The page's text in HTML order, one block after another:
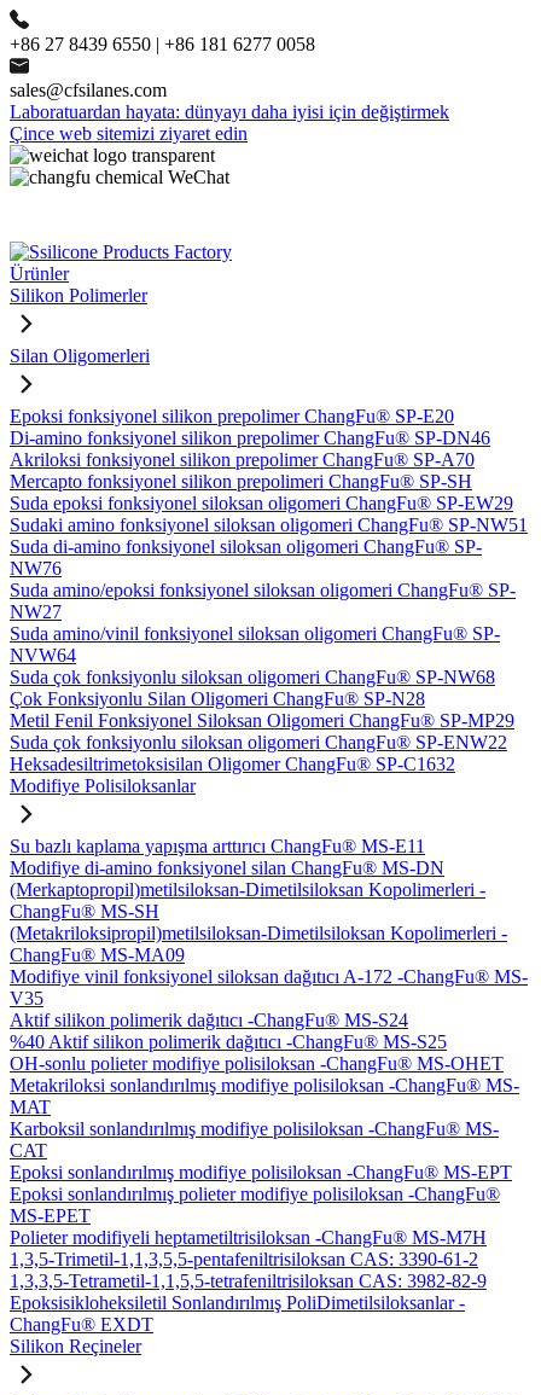
+86 27 8439 6550 | +86 181 6277 0058
sales@cfsilanes.com
Laboratuardan hayata: dünyayı daha iyisi için değiştirmek
Çince web sitemizi ziyaret edin
Ürünler
Silikon Polimerler
Silan Oligomerleri
Epoksi fonksiyonel silikon prepolimer ChangFu® SP-E20
Di-amino fonksiyonel silikon prepolimer ChangFu® SP-DN46
Akriloksi fonksiyonel silikon prepolimer ChangFu® SP-A70
Mercapto fonksiyonel silikon prepolimeri ChangFu® SP-SH
Suda epoksi fonksiyonel siloksan oligomeri ChangFu® SP-EW29
Sudaki amino fonksiyonel siloksan oligomeri ChangFu® SP-NW51
Suda di-amino fonksiyonel siloksan oligomeri ChangFu® SP-
NW76
Suda amino/epoksi fonksiyonel siloksan oligomeri ChangFu® SP-
NW27
Suda amino/vinil fonksiyonel siloksan oligomeri ChangFu® SP-
NVW64
Suda çok fonksiyonlu siloksan oligomeri ChangFu® SP-NW68
Çok Fonksiyonlu Silan Oligomeri ChangFu® SP-N28
Metil Fenil Fonksiyonel Siloksan Oligomeri ChangFu® SP-MP29
Suda çok fonksiyonlu siloksan oligomeri ChangFu® SP-ENW22
Heksadesiltrimetoksisilan Oligomer ChangFu® SP-C1632
Modifiye Polisiloksanlar
Su bazlı kaplama yapışma arttırıcı ChangFu® MS-E11
Modifiye di-amino fonksiyonel silan ChangFu® MS-DN
(Merkaptopropil)metilsiloksan-Dimetilsiloksan Kopolimerleri -
ChangFu® MS-SH
(Metakriloksipropil)metilsiloksan-Dimetilsiloksan Kopolimerleri -
ChangFu® MS-MA09
Modifiye vinil fonksiyonel siloksan dağıtıcı A-172 -ChangFu® MS-
V35
Aktif silikon polimerik dağıtıcı -ChangFu® MS-S24
%40 Aktif silikon polimerik dağıtıcı -ChangFu® MS-S25
OH-sonlu polieter modifiye polisiloksan -ChangFu® MS-OHET
Metakriloksi sonlandırılmış modifiye polisiloksan -ChangFu® MS-
MAT
Karboksil sonlandırılmış modifiye polisiloksan -ChangFu® MS-
CAT
Epoksi sonlandırılmış modifiye polisiloksan -ChangFu® MS-EPT
Epoksi sonlandırılmış polieter modifiye polisiloksan -ChangFu®
MS-EPET
Polieter modifiyeli heptametiltrisiloksan -ChangFu® MS-M7H
1,3,5-Trimetil-1,1,3,5,5-pentafeniltrisiloksan CAS: 3390-61-2
1,3,3,5-Tetrametil-1,1,5,5-tetrafeniltrisiloksan CAS: 3982-82-9
Epoksisikloheksiletil Sonlandırılmış PoliDimetilsiloksanlar -
ChangFu® EXDT
Silikon Reçineler